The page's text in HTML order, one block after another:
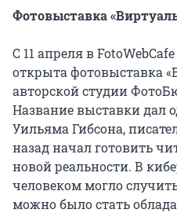
Фотовыставка
С 11 апреля в
открыта фотовыставка
авторской студии
Название выставки дал
Уильяма Гибсона,
назад начал готовить
новой реальности. В
человеком могло
можно было стать